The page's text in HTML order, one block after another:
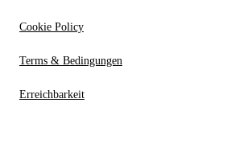
Cookie Policy
Terms & Bedingungen
Erreichbarkeit